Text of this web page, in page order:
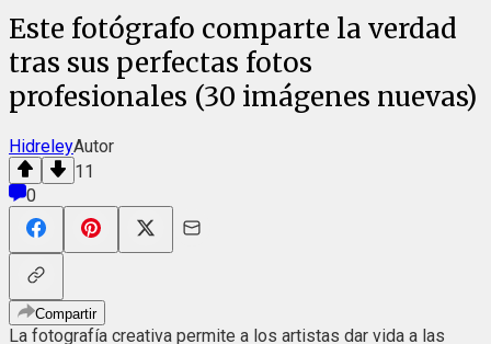
Este fotógrafo comparte la verdad
tras sus perfectas fotos
profesionales (30 imágenes nuevas)
HidreleyAutor
11
0
Compartir
La fotografía creativa permite a los artistas dar vida a las